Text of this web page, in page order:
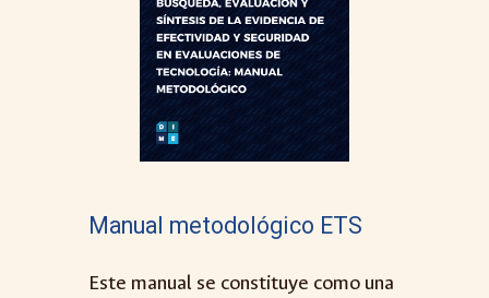
Manual metodológico ETS
Este manual se constituye como una